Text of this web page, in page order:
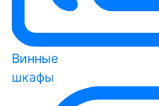
Винные
шкафы